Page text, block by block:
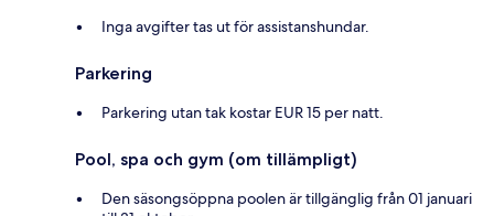
Inga avgifter tas ut för assistanshundar.
Parkering
Parkering utan tak kostar EUR 15 per natt.
Pool, spa och gym (om tillämpligt)
Den säsongsöppna poolen är tillgänglig från 01 januari